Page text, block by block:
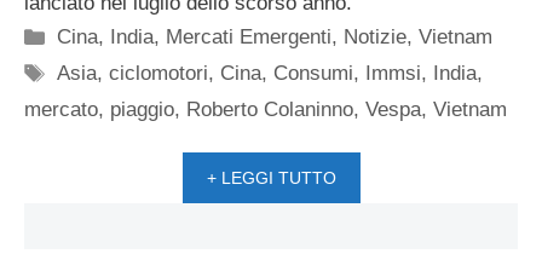
Categorie
Cina, India, Mercati Emergenti, Notizie,Vietnam
Tag
Asia,ciclomotori, Cina, Consumi, Immsi, India,
mercato, piaggio, Roberto Colaninno, Vespa, Vietnam
+ LEGGI TUTTO